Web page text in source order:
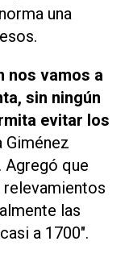
una
nos vamos a
sin ningún
evitar los
Giménez
Agregó que
las
a 1700".